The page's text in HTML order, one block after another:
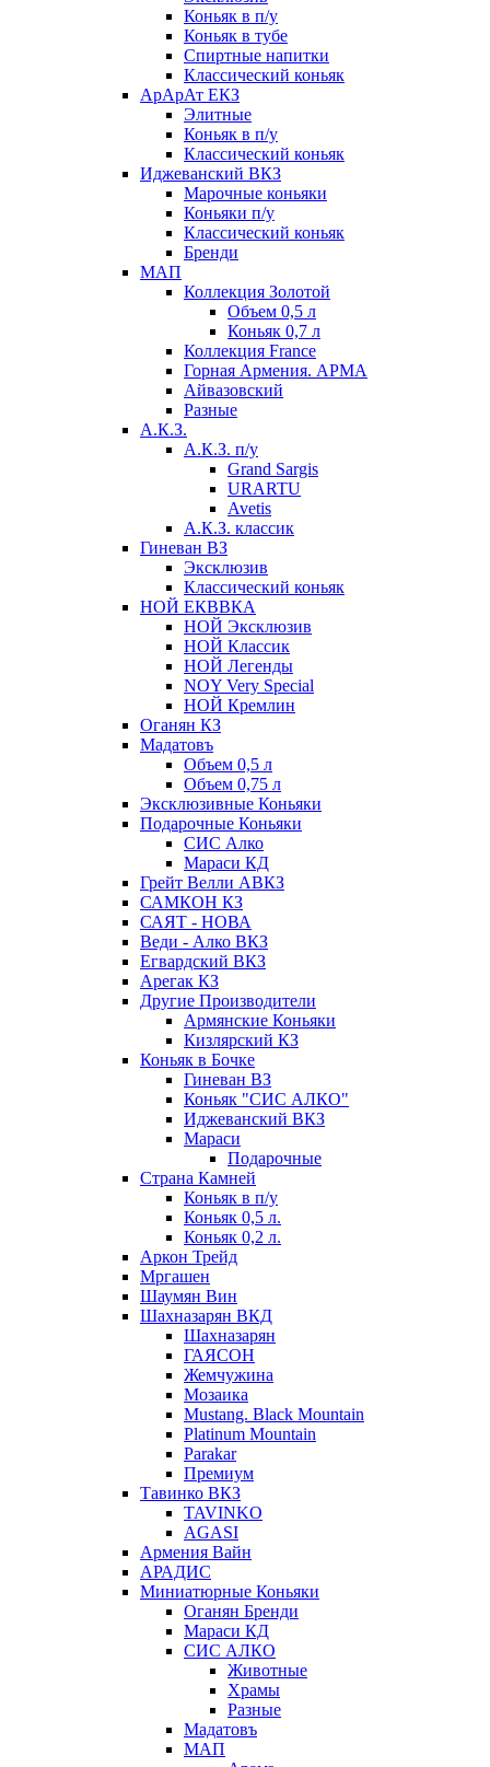
Коньяк в п/у
Коньяк в тубе
Спиртные напитки
Классический коньяк
АрАрАт ЕКЗ
Элитные
Коньяк в п/у
Классический коньяк
Иджеванский ВКЗ
Марочные коньяки
Коньяки п/у
Классический коньяк
Бренди
МАП
Коллекция Золотой
Объем 0,5 л
Коньяк 0,7 л
Коллекция France
Горная Армения. АРМА
Айвазовский
Разные
А.К.З.
А.К.З. п/у
Grand Sargis
URARTU
Avetis
А.К.З. классик
Гиневан ВЗ
Эксклюзив
Классический коньяк
НОЙ ЕКВВКА
НОЙ Эксклюзив
НОЙ Классик
НОЙ Легенды
NOY Very Speсial
НОЙ Кремлин
Оганян КЗ
Мадатовъ
Объем 0,5 л
Объем 0,75 л
Эксклюзивные Коньяки
Подарочные Коньяки
СИС Алко
Мараси КД
Грейт Велли АВКЗ
САМКОН КЗ
САЯТ - НОВА
Веди - Алко ВКЗ
Егвардский ВКЗ
Арегак КЗ
Другие Производители
Армянские Коньяки
Кизлярский КЗ
Коньяк в Бочке
Гиневан ВЗ
Коньяк "СИС АЛКО"
Иджеванский ВКЗ
Мараси
Подарочные
Страна Камней
Коньяк в п/у
Коньяк 0,5 л.
Коньяк 0,2 л.
Аркон Трейд
Мргашен
Шаумян Вин
Шахназарян ВКД
Шахназарян
ГАЯСОН
Жемчужина
Мозаика
Mustang. Black Mountain
Platinum Mountain
Parakar
Премиум
Тавинко ВКЗ
TAVINKO
AGASI
Армения Вайн
АРАДИС
Миниатюрные Коньяки
Оганян Бренди
Мараси КД
СИС АЛКО
Животные
Храмы
Разные
Мадатовъ
МАП